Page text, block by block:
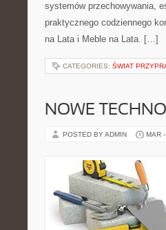
systemów przechowywania,
praktycznego codziennego
na Lata i Meble na Lata. […]
CATEGORIES: ŚWIAT
NOWE
POSTED BY ADMIN MAR